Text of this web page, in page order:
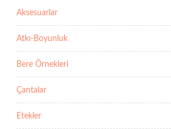
Aksesuarlar
Atkı-Boyunluk
Bere Örnekleri
Çantalar
Etekler